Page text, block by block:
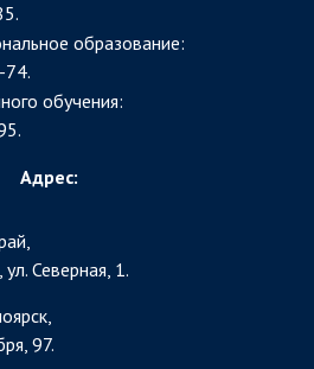
образование:
обучения:
Адрес:
ул. Северная, 1.
97.